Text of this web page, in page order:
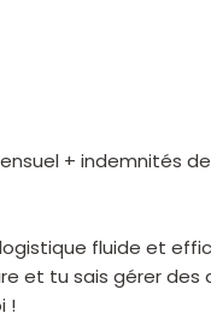
+ indemnités
fluide et
et tu sais gérer des
!